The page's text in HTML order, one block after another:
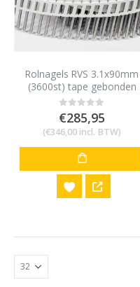
Rolnagels RVS 3.1x90mm
(3600st) tape gebonden
bolkop vlakke rol
0out of 5
€285,95
(€346,00 incl. BTW)